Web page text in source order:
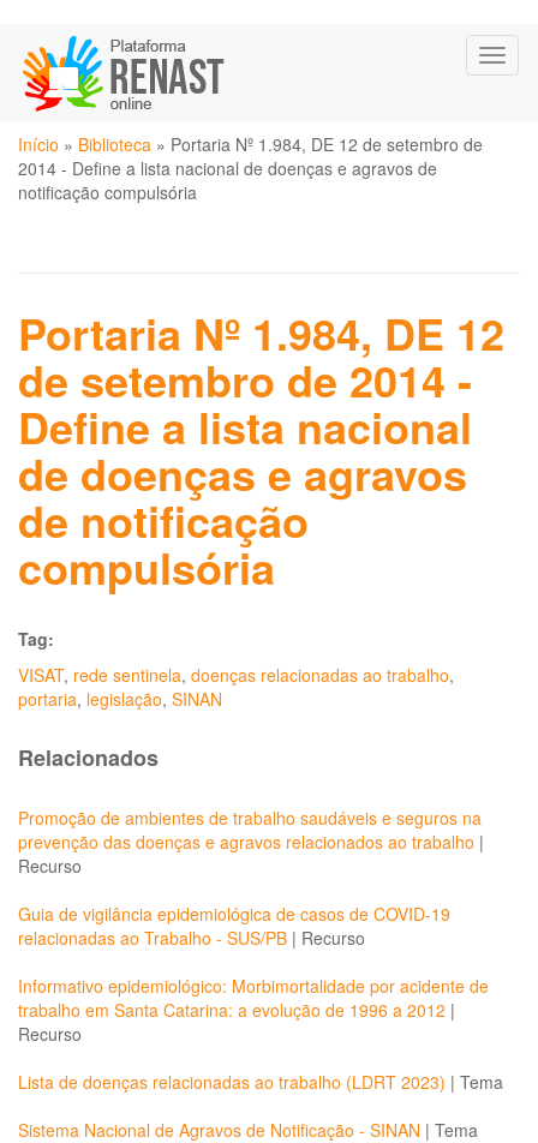
para
conteúdo
principal
Você
está
aqui
Início » Biblioteca » Portaria Nº 1.984, DE 12 de setembro de
2014 - Define a lista nacional de doenças e agravos de
notificação compulsória
Portaria Nº 1.984, DE 12
de setembro de 2014 -
Define a lista nacional
de doenças e agravos
de notificação
compulsória
Tag:
VISAT, rede sentinela, doenças relacionadas ao trabalho,
portaria, legislação, SINAN
Relacionados
Promoção de ambientes de trabalho saudáveis e seguros na
prevenção das doenças e agravos relacionados ao trabalho |
Recurso
Guia de vigilância epidemiológica de casos de COVID-19
relacionadas ao Trabalho - SUS/PB | Recurso
Informativo epidemiológico: Morbimortalidade por acidente de
trabalho em Santa Catarina: a evolução de 1996 a 2012 |
Recurso
Lista de doenças relacionadas ao trabalho (LDRT 2023) | Tema
Sistema Nacional de Agravos de Notificação - SINAN | Tema